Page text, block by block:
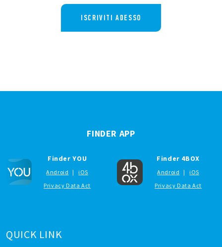
ISCRIVITI ADESSO
QUICK LINK
FINDER APP
Finder YOU
Android |
iOS
Privacy Data Act
Finder 4BOX
Android |
iOS
Privacy Data Act